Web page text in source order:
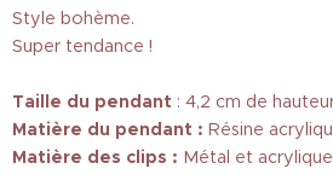
Style bohème.
Super tendance !
Taille du pendant : 4,2 cm de
Matière du pendant : Résine
Matière des clips : Métal et acrylique